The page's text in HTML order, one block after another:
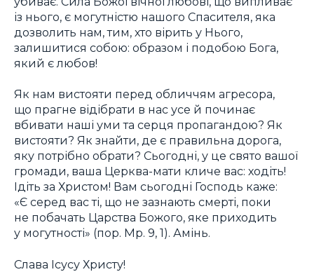
із нього, є могутністю нашого Спасителя, яка
дозволить нам, тим, хто вірить у Нього,
залишитися собою: образом і подобою Бога,
який є любов!
Як нам вистояти перед обличчям агресора,
що прагне відібрати в нас усе й починає
вбивати наші уми та серця пропагандою? Як
вистояти? Як знайти, де є правильна дорога,
яку потрібно обрати? Сьогодні, у це свято вашої
громади, ваша Церква-мати кличе вас: ходіть!
Ідіть за Христом! Вам сьогодні Господь каже:
«Є серед вас ті, що не зазнають смерті, поки
не побачать Царства Божого, яке приходить
у могутності» (пор. Мр. 9, 1). Амінь.
Слава Ісусу Христу!